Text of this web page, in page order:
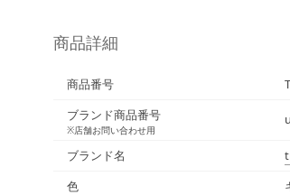
商品詳細
商品番号
ブランド商品番号
※店舗お問い合わせ用
ブランド名
色